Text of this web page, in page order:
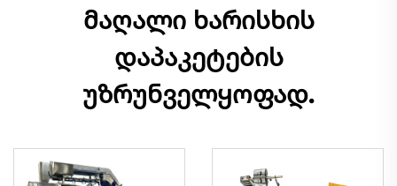
მაღალი ხარისხის
დაპაკეტების
უზრუნველყოფად.